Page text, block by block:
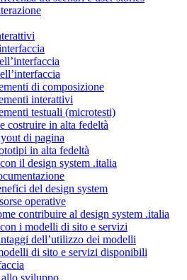
di composizione
interattivi
testuali (microtesti)
costruire in alta fedeltà
di pagina
in alta fedeltà
il design system .italia
del design system
operative
contribuire al design system .italia
i modelli di sito e servizi
dell’utilizzo dei modelli
di sito e servizi disponibili
sviluppo